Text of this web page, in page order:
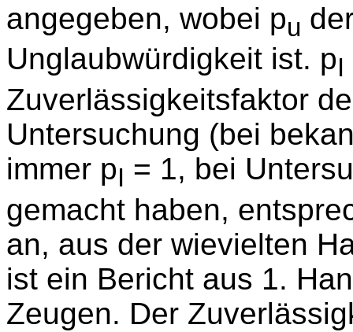
angegeben, wobei pu
Unglaubwürdigkeit ist. pI
Zuverlässigkeitsfaktor
Untersuchung (bei
immer pI = 1, bei
gemacht haben,
an, aus der wievielten
ist ein Bericht aus 1.
Zeugen. Der